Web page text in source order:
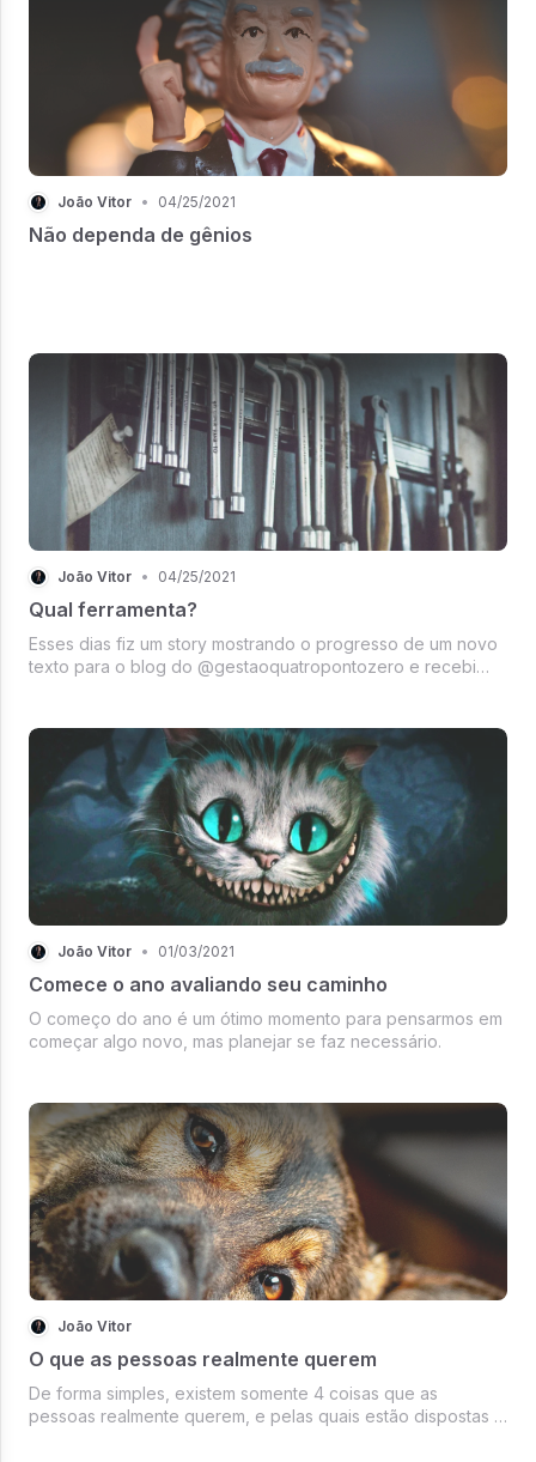
João Vitor • 04/25/2021
Não dependa de gênios
João Vitor • 04/25/2021
Qual ferramenta?
Esses dias fiz um story mostrando o progresso de um novo
texto para o blog do @gestaoquatropontozero e recebi
João Vitor • 01/03/2021
Comece o ano avaliando seu caminho
O começo do ano é um ótimo momento para pensarmos em
começar algo novo, mas planejar se faz necessário.
João Vitor
O que as pessoas realmente querem
De forma simples, existem somente 4 coisas que as
pessoas realmente querem, e pelas quais estão dispostas a